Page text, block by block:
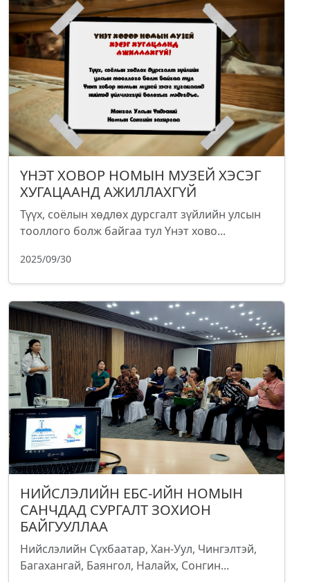
ҮНЭТ ХОВОР НОМЫН МУЗЕЙ ХЭСЭГ
ХУГАЦААНД АЖИЛЛАХГҮЙ
Түүх, соёлын хөдлөх дурсгалт зүйлийн улсын
тооллого болж байгаа тул Үнэт хово...
2025/09/30
НИЙСЛЭЛИЙН ЕБС-ИЙН НОМЫН
САНЧДАД СУРГАЛТ ЗОХИОН
БАЙГУУЛЛАА
Нийслэлийн Сүхбаатар, Хан-Уул, Чингэлтэй,
Багахангай, Баянгол, Налайх, Сонгин...